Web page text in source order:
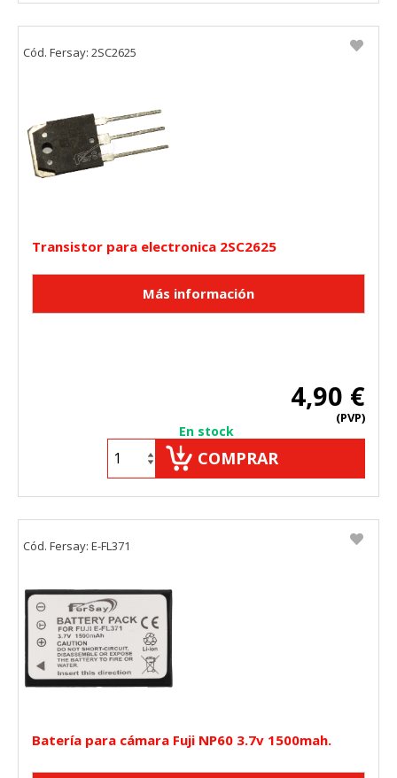
Transistor para electronica 2SC2625
4,90 €
(PVP)
En stock
COMPRAR
Cód. Fersay: 2SC2625
Batería para cámara Fuji NP60 3.7v 1500mah.
Cód. Fersay: E-FL371